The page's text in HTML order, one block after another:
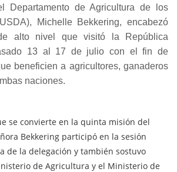
Departamento de Agricultura de los
Michelle Bekkering, encabezó
alto nivel que visitó la República
13 al 17 de julio con el fin de
beneficien a agricultores, ganaderos
naciones.
se convierte en la quinta misión del
Bekkering participó en la sesión
de la delegación y también sostuvo
de Agricultura y el Ministerio de